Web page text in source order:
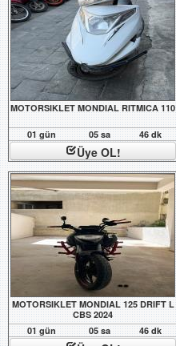
MOTORSIKLET MONDIAL RITMICA 110
01 gün 05 sa 46 dk
Üye OL!
MOTORSIKLET MONDIAL 125 DRIFT L
CBS 2024
01 gün
05 sa 46 dk